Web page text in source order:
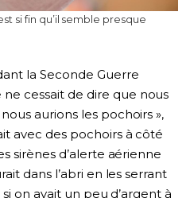
si fin qu’il semble presque
la Seconde Guerre
cessait de dire que nous
aurions les pochoirs »,
avec des pochoirs à côté
sirènes d’alerte aérienne
dans l’abri en les serrant
on avait un peu d’argent à